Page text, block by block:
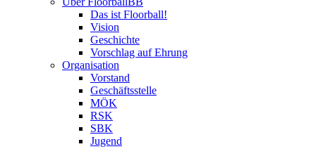
Das ist Floorball!
Vision
Geschichte
Vorschlag auf Ehrung
Organisation
Vorstand
Geschäftsstelle
MÖK
RSK
SBK
Jugend